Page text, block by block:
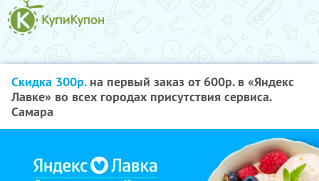
Скидка 300р.на первый заказ от 600р. в «Яндекс
Лавке» во всех городах присутствия сервиса.
Самара